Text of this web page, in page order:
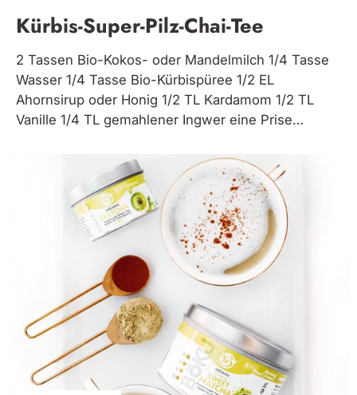
Kürbis-Super-Pilz-Chai-Tee
2 Tassen Bio-Kokos- oder Mandelmilch 1/4 Tasse
Wasser 1/4 Tasse Bio-Kürbispüree 1/2 EL
Ahornsirup oder Honig 1/2 TL Kardamom 1/2 TL
Vanille 1/4 TL gemahlener Ingwer eine Prise
Kokosschlagsahne und Zimt als Belag In einem
mittelgroßen Topf Kokosmilch und Wasser auf die
gewünschte...